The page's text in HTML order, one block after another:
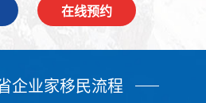
在线预约
企业家移民流程